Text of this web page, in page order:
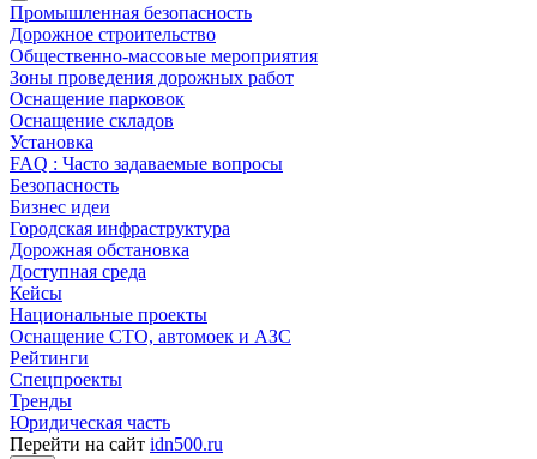
Промышленная безопасность
Дорожное строительство
Общественно‑массовые мероприятия
Зоны проведения дорожных работ
Оснащение парковок
Оснащение складов
Установка
FAQ : Часто задаваемые вопросы
Безопасность
Бизнес идеи
Городская инфраструктура
Дорожная обстановка
Доступная среда
Кейсы
Национальные проекты
Оснащение СТО, автомоек и АЗС
Рейтинги
Спецпроекты
Тренды
Юридическая часть
Перейти на сайт idn500.ru